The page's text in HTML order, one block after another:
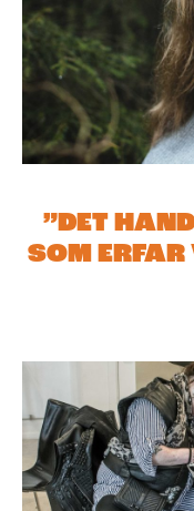
”DET
SOM